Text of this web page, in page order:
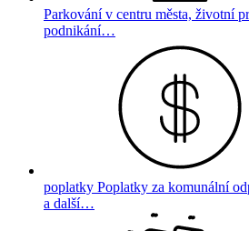
Parkování v centru města, životní
podnikání…
poplatky Poplatky za komunální
a další…